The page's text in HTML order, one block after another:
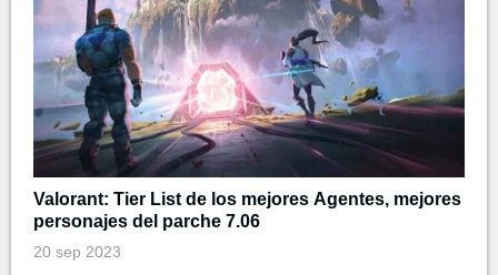
Valorant: Tier List de los mejores Agentes, mejores
personajes del parche 7.06
20 sep 2023